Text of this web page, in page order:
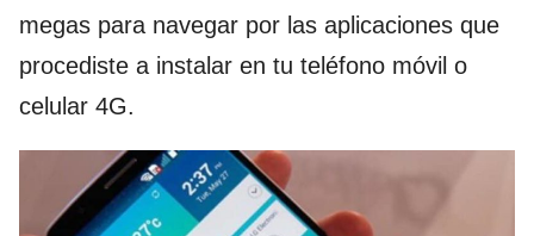
megas para navegar por las aplicaciones que
procediste a instalar en tu teléfono móvil o
celular 4G.